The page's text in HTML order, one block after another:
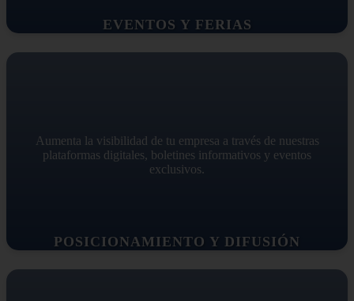
EVENTOS Y FERIAS
POSICIONAMIENTO Y DIFUSIÓN
Aumenta la visibilidad de tu empresa a través de nuestras
plataformas digitales, boletines informativos y eventos
exclusivos.